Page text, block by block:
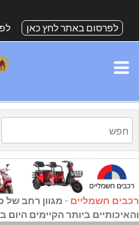
לפרסום באתר לחץ כאן
רכבים חשמליים - מגוון רחב של
והאיכותיים ביותר הקיימים היום